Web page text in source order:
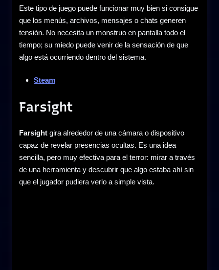
Este tipo de juego puede funcionar muy bien si consigue
que los menús, archivos, mensajes o chats generen
tensión. No necesita un monstruo en pantalla todo el
tiempo; su miedo puede venir de la sensación de que
algo está ocurriendo dentro del sistema.
Steam
Farsight
Farsight gira alrededor de una cámara o dispositivo
capaz de revelar presencias ocultas. Es una idea
sencilla, pero muy efectiva para el terror: mirar a través
de una herramienta y descubrir que algo estaba ahí sin
que el jugador pudiera verlo a simple vista.